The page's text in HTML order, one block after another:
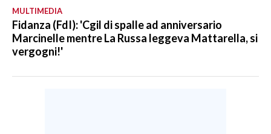
MULTIMEDIA
Fidanza (FdI): 'Cgil di spalle ad anniversario
Marcinelle mentre La Russa leggeva Mattarella, si
vergogni!'